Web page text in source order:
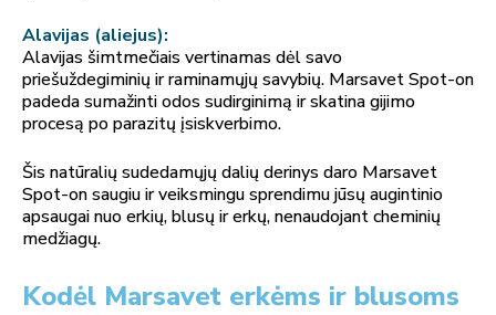
Alavijas (aliejus):
Alavijas šimtmečiais vertinamas dėl savo
priešuždegiminių ir raminamųjų savybių. Marsavet Spot-on
padeda sumažinti odos sudirginimą ir skatina gijimo
procesą po parazitų įsiskverbimo.
Šis natūralių sudedamųjų dalių derinys daro Marsavet
Spot-on saugiu ir veiksmingu sprendimu jūsų augintinio
apsaugai nuo erkių, blusų ir erkų, nenaudojant cheminių
medžiagų.
Kodėl Marsavet erkėms ir blusoms